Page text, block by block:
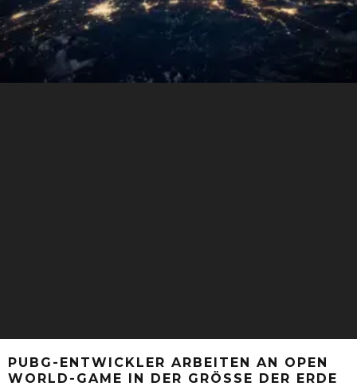
PUBG-ENTWICKLER ARBEITEN AN OPEN
WORLD-GAME IN DER GRÖSSE DER ERDE